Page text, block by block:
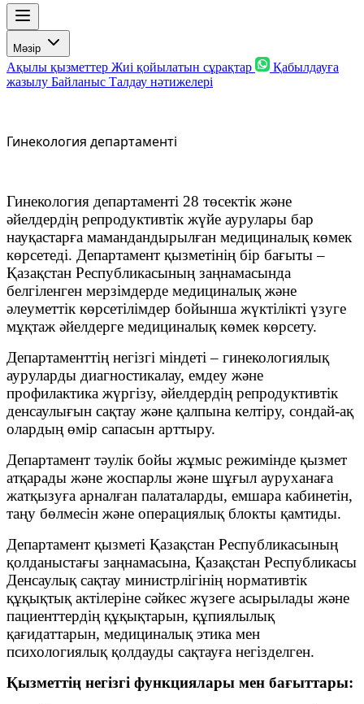
Мәзір
Ақылы қызметтер Жиі қойылатын сұрақтар
Қабылдауға
жазылу Байланыс Талдау нәтижелері
Гинекология департаменті
Гинекология департаменті 28 төсектік және
әйелдердің репродуктивтік жүйе аурулары бар
науқастарға мамандандырылған медициналық көмек
көрсетеді. Департамент қызметінің бір бағыты –
Қазақстан Республикасының заңнамасында
белгіленген мерзімдерде медициналық және
әлеуметтік көрсетілімдер бойынша жүктілікті үзуге
мұқтаж әйелдерге медициналық көмек көрсету.
Департаменттің негізгі міндеті – гинекологиялық
ауруларды диагностикалау, емдеу және
профилактика жүргізу, әйелдердің репродуктивтік
денсаулығын сақтау және қалпына келтіру, сондай-ақ
олардың өмір сапасын арттыру.
Департамент тәулік бойы жұмыс режимінде қызмет
атқарады және жоспарлы және шұғыл ауруханаға
жатқызуға арналған палаталарды, емшара кабинетін,
таңу бөлмесін және операциялық блокты қамтиды.
Департамент қызметі Қазақстан Республикасының
қолданыстағы заңнамасына, Қазақстан Республикасы
Денсаулық сақтау министрлігінің нормативтік
құқықтық актілеріне сәйкес жүзеге асырылады және
пациенттердің құқықтарын, құпиялылық
қағидаттарын, медициналық этика мен
психологиялық қолдауды сақтауға негізделген.
Қызметтің негізгі функциялары мен бағыттары: